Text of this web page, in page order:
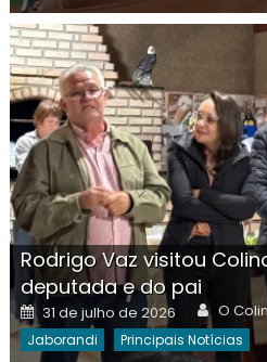
Rodrigo Vaz visitou
deputada e do pai
Posted
on
31 de julho de 2026 Author
O
Jaborandi Principais Notícias